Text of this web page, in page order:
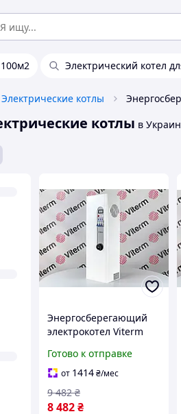
Электрический котел
Электрические котлы
котлы в
Энергосберегающий
электрокотел Viterm
электрический котел
для отопления дома,
отопитель 220В
Готово к отправке
от 1414₴/мес
8 482₴
9 482 ₴